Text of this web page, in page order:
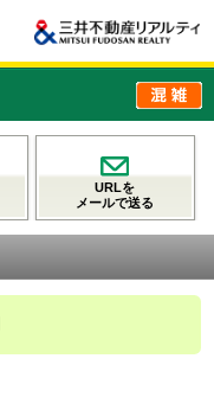
URLを
メールで送る